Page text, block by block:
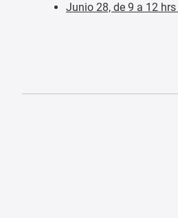
Junio 28, de 9 a 12 hrs